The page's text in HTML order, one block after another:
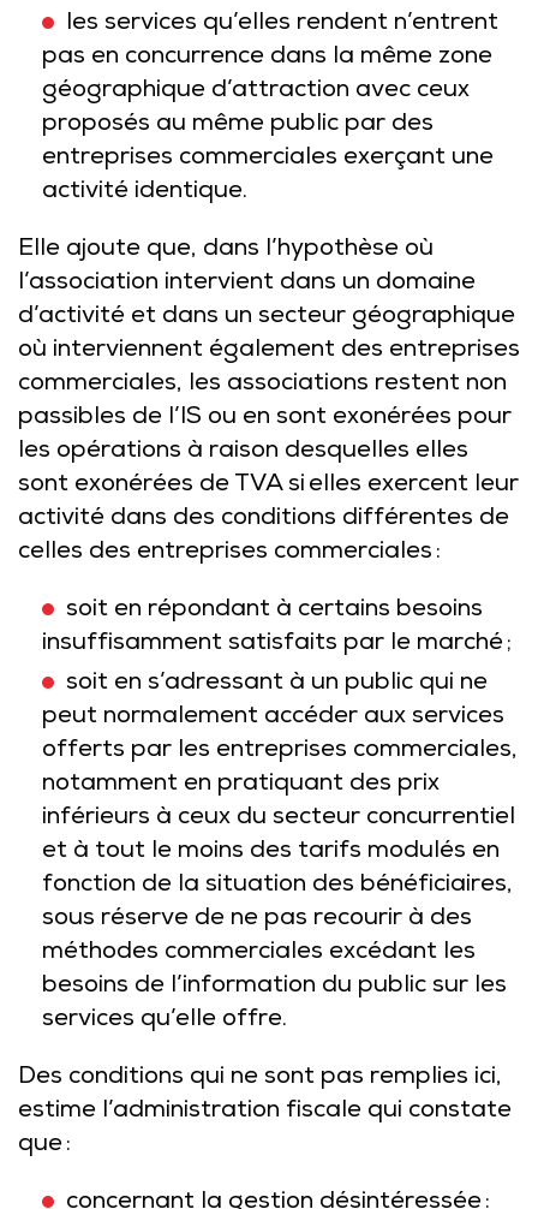
les services qu’elles rendent n’entrent
pas en concurrence dans la même zone
géographique d’attraction avec ceux
proposés au même public par des
entreprises commerciales exerçant une
activité identique.
Elle ajoute que, dans l’hypothèse où
l’association intervient dans un domaine
d’activité et dans un secteur géographique
où interviennent également des entreprises
commerciales, les associations restent non
passibles de l’IS ou en sont exonérées pour
les opérations à raison desquelles elles
sont exonérées de TVA si elles exercent leur
activité dans des conditions différentes de
celles des entreprises commerciales :
soit en répondant à certains besoins
insuffisamment satisfaits par le marché ;
soit en s’adressant à un public qui ne
peut normalement accéder aux services
offerts par les entreprises commerciales,
notamment en pratiquant des prix
inférieurs à ceux du secteur concurrentiel
et à tout le moins des tarifs modulés en
fonction de la situation des bénéficiaires,
sous réserve de ne pas recourir à des
méthodes commerciales excédant les
besoins de l’information du public sur les
services qu’elle offre.
Des conditions qui ne sont pas remplies ici,
estime l’administration fiscale qui constate
que :
concernant la gestion désintéressée :